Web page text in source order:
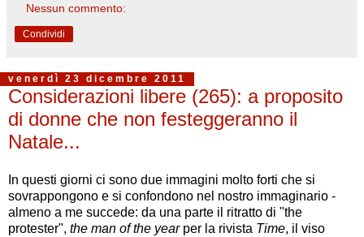
Nessun commento:
Condividi
venerdì 23 dicembre 2011
Considerazioni libere (265): a proposito
di donne che non festeggeranno il
Natale...
In questi giorni ci sono due immagini molto forti che si
sovrappongono e si confondono nel nostro immaginario -
almeno a me succede: da una parte il ritratto di "the
protester", the man of the yearper la rivista Time, il viso